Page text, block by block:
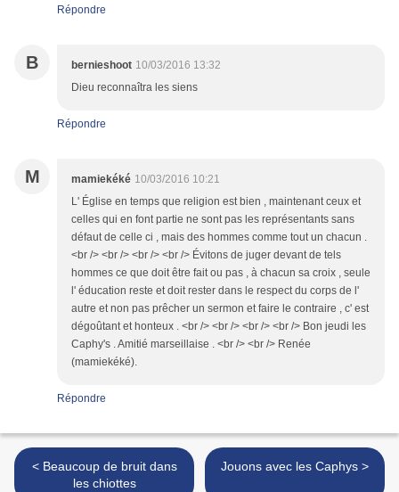
Répondre
B bernieshoot 10/03/2016 13:32
Dieu reconnaîtra les siens
Répondre
M mamiekéké 10/03/2016 10:21
L' Église en temps que religion est bien , maintenant ceux et
celles qui en font partie ne sont pas les représentants sans
défaut de celle ci , mais des hommes comme tout un chacun .
<br /> <br /> <br /> <br /> Évitons de juger devant de tels
hommes ce que doit être fait ou pas , à chacun sa croix , seule
l' éducation reste et doit rester dans le respect du corps de l'
autre et non pas prêcher un sermon et faire le contraire , c' est
dégoûtant et honteux . <br /> <br /> <br /> <br /> Bon jeudi les
Caphy's . Amitié marseillaise . <br /> <br /> Renée
(mamiekéké).
Répondre
< Beaucoup de bruit dans
les chiottes
Jouons avec les Caphys >